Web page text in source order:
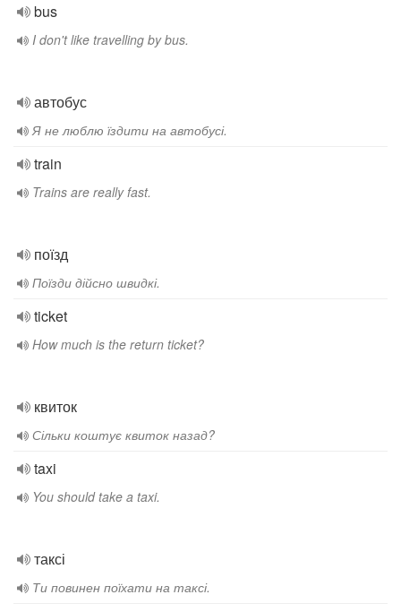
bus
I don't like travelling by bus.
автобус
Я не люблю їздити на автобусі.
train
Trains are really fast.
поїзд
Поїзди дійсно швидкі.
ticket
How much is the return ticket?
квиток
Сільки коштує квиток назад?
taxi
You should take a taxi.
таксі
Ти повинен поїхати на таксі.